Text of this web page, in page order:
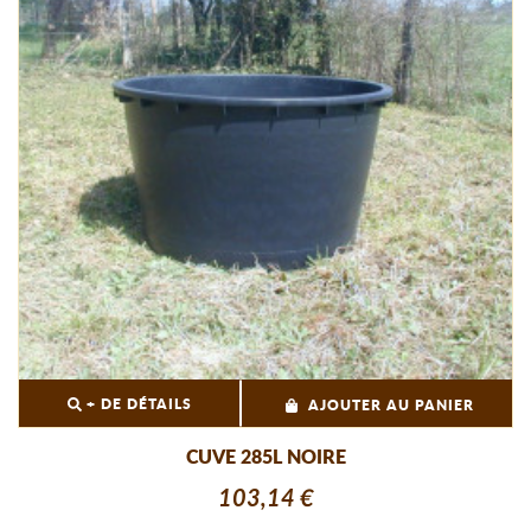
+ DE DÉTAILS AJOUTER AU PANIER
CUVE 285L NOIRE
103,14 €